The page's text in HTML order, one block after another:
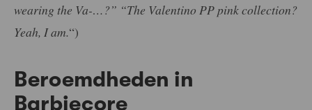
wearing the Va-…?” “The Valentino PP pink collection?
Yeah, I am.“)
Beroemdheden in
Barbiecore